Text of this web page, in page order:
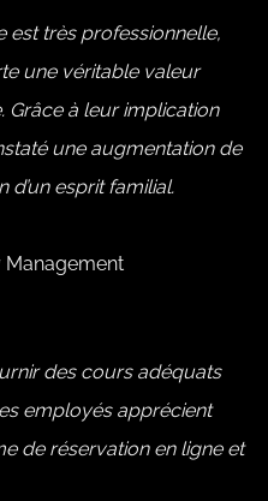
est très professionnelle,
une véritable valeur
Grâce à leur implication
une augmentation de
d’un esprit familial.
Management
des cours adéquats
employés apprécient
de réservation en ligne et